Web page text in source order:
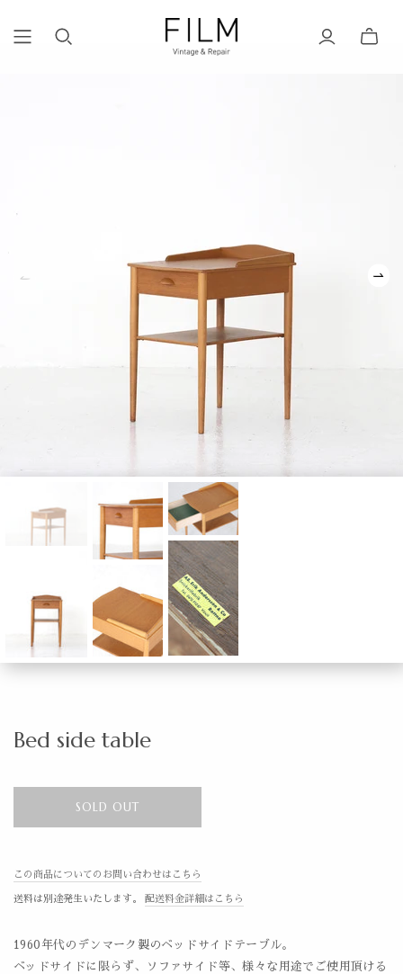
Bed side table
SOLD OUT
この商品についてのお問い合わせはこちら
送料は別途発生いたします。 配送料金詳細はこちら
1960年代のデンマーク製のベッドサイドテーブル。
ベッドサイドに限らず、ソファサイド等、様々な用途でご使用頂ける